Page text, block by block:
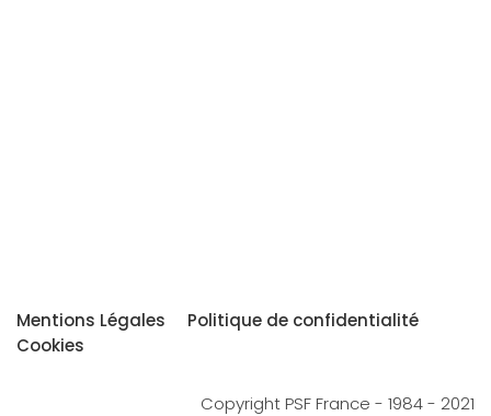
Mentions Légales
Politique de confidentialité
Cookies
Copyright PSF France - 1984 - 2021